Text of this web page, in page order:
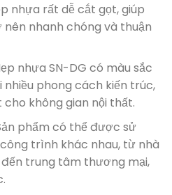
nhựa rất dễ cắt gọt, giúp
nhanh chóng và thuận
nhựa SN-DG có màu sắc
nhiều phong cách kiến trúc,
không gian nội thất.
phẩm có thể được sử
trình khác nhau, từ nhà
trung tâm thương mại,